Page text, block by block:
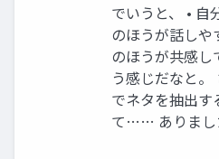
でいうと、 • 自
のほうが話しや
のほうが共感し
う感じだなと
でネタを抽出す
て…… ありまし